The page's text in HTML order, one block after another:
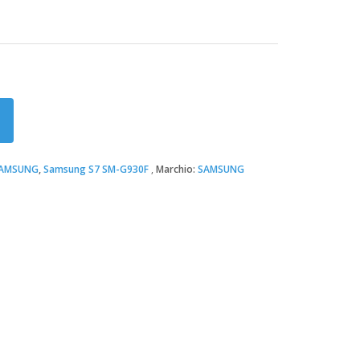
,Samsung S7 SM-G930F Marchio: SAMSUNG